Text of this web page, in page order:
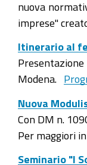
nuova
imprese"
Itinerario al
Modena.
Nuova
Con DM n.
Per maggiori
Seminario "l